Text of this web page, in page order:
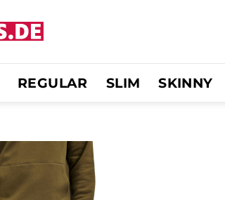
REGULAR SLIM SKINNY